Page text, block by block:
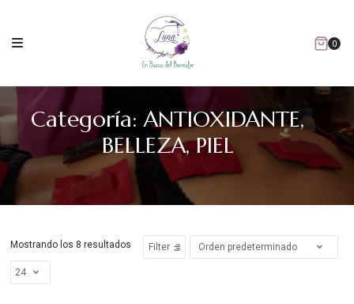
content
0
Categoría:ANTIOXIDANTE,
BELLEZA, PIEL
Mostrando los 8 resultados Filter